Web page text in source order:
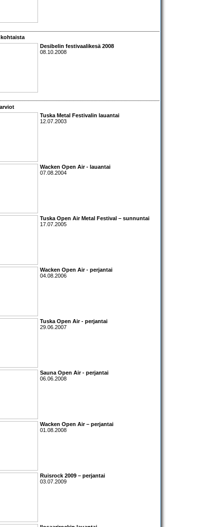
Desibelin festivaalikesä 2008
08.10.2008
Tuska Metal Festivalin lauantai
12.07.2003
Wacken Open Air - lauantai
07.08.2004
Tuska Open Air Metal Festival – sunnuntai
17.07.2005
Wacken Open Air- perjantai
04.08.2006
Tuska Open Air - perjantai
29.06.2007
Sauna Open Air - perjantai
06.06.2008
Wacken Open Air – perjantai
01.08.2008
Ruisrock 2009 – perjantai
03.07.2009